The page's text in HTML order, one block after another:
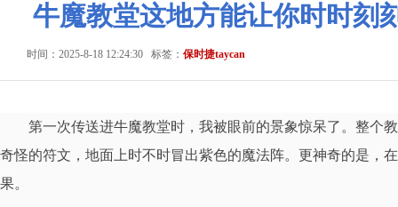
牛魔教堂这地方能让你时时刻
时间：2025-8-18 12:24:30 标签： 保时捷taycan
第一次传送进牛魔教堂时，我被眼前的景象惊呆了。整个
奇怪的符文，地面上时不时冒出紫色的魔法阵。更神奇的是，
果。